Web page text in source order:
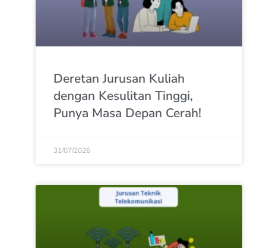
Deretan Jurusan Kuliah
dengan Kesulitan Tinggi,
Punya Masa Depan Cerah!
31/07/2026